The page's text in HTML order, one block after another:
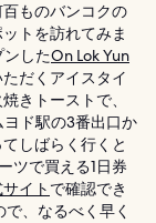
ものバンコクの
トを訪れてみま
ンしたOn Lok Yun
だくアイスタイ
きトーストで、
ド駅の3番出口か
しばらく行くと
ツで買える1日券
イト で確認でき
、なるべく早く